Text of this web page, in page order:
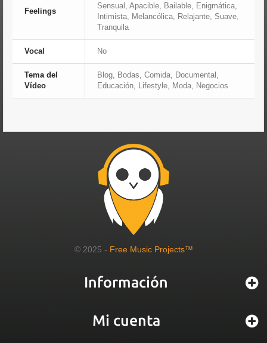
Feelings
Sensual, Apacible, Bailable, Enigmática,
Intimista, Melancólica, Relajante, Suave,
Tranquila
Vocal No
Tema del
Vídeo
Blog, Bodas, Comida, Documental,
Educación, Lifestyle, Moda, Negocios
© 2025 - Free Music Projects™
Información
Mi cuenta